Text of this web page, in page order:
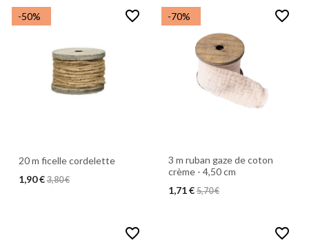
-50% favorite_border
20 m ficelle cordelette
1,90 € 3,80 €
-70% favorite_border
3 m ruban gaze de coton
crème - 4,50 cm
1,71 € 5,70 €
favorite_border favorite_border